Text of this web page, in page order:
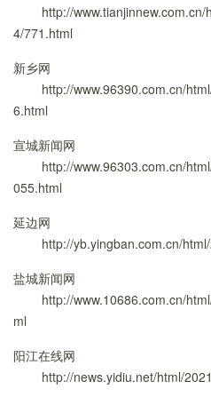
http://
4/771.html
新乡网
http://www.96390.com.cn/
6.html
宣城新闻网
http://www.96303.com.cn/
055.html
延边网
http://yb.yingban.com.cn/
盐城新闻网
http://www.10686.com.cn/
ml
阳江在线网
http://news.yidiu.net/html/